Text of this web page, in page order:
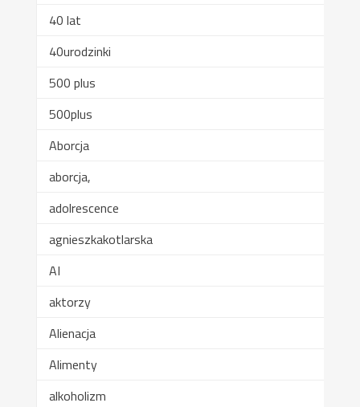
40 lat
40urodzinki
500 plus
500plus
Aborcja
aborcja,
adolrescence
agnieszkakotlarska
AI
aktorzy
Alienacja
Alimenty
alkoholizm